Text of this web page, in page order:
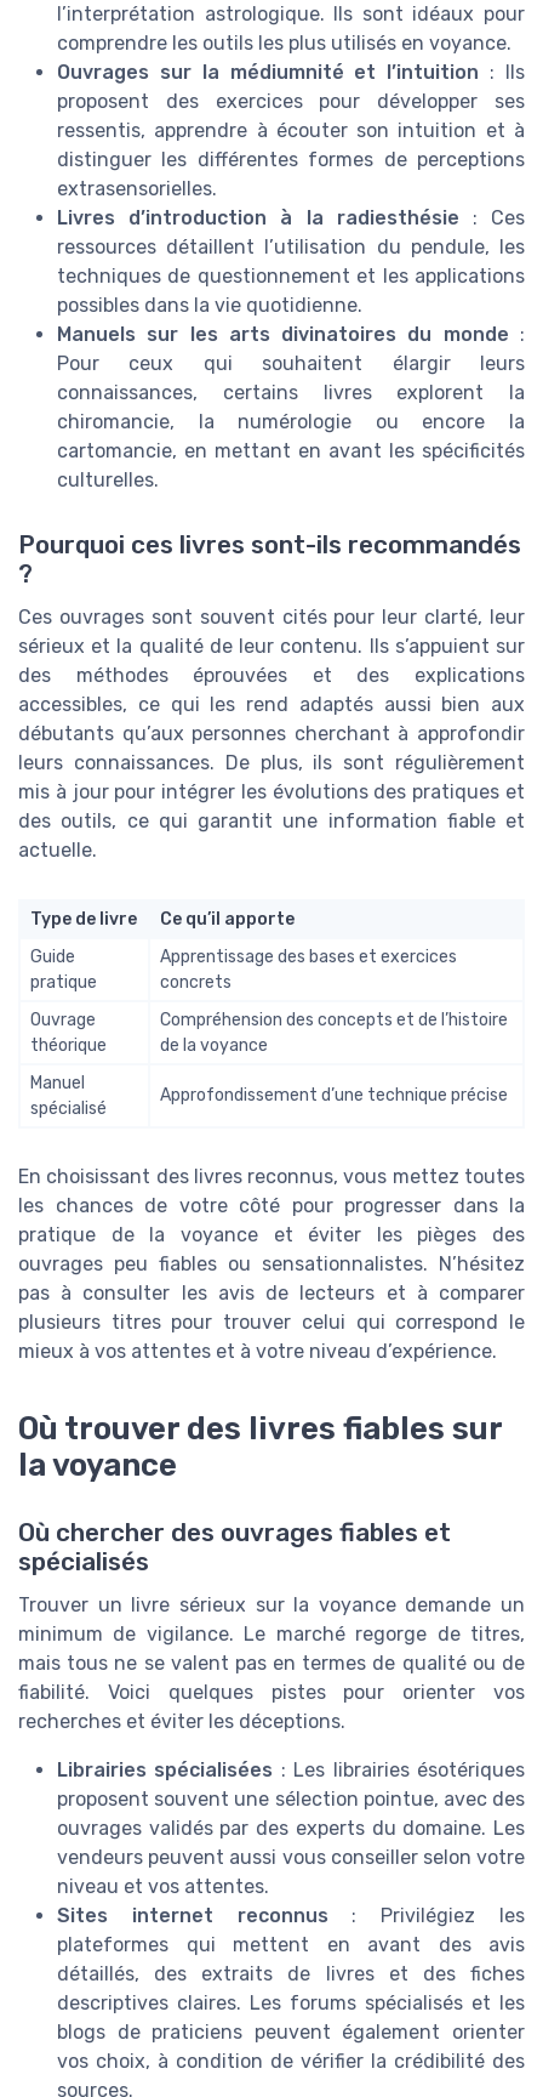
l’interprétation astrologique. Ils sont idéaux pour
comprendre les outils les plus utilisés en voyance.
Ouvrages sur la médiumnité et l’intuition : Ils
proposent des exercices pour développer ses
ressentis, apprendre à écouter son intuition et à
distinguer les différentes formes de perceptions
extrasensorielles.
Livres d’introduction à la radiesthésie : Ces
ressources détaillent l’utilisation du pendule, les
techniques de questionnement et les applications
possibles dans la vie quotidienne.
Manuels sur les arts divinatoires du monde :
Pour ceux qui souhaitent élargir leurs
connaissances, certains livres explorent la
chiromancie, la numérologie ou encore la
cartomancie, en mettant en avant les spécificités
culturelles.
Pourquoi ces livres sont-ils recommandés
?
Ces ouvrages sont souvent cités pour leur clarté, leur
sérieux et la qualité de leur contenu. Ils s’appuient sur
des méthodes éprouvées et des explications
accessibles, ce qui les rend adaptés aussi bien aux
débutants qu’aux personnes cherchant à approfondir
leurs connaissances. De plus, ils sont régulièrement
mis à jour pour intégrer les évolutions des pratiques et
des outils, ce qui garantit une information fiable et
actuelle.
Type de livre
Ce qu’il apporte
Guide
pratique
Apprentissage des bases et exercices
concrets
Ouvrage
théorique
Compréhension des concepts et de l’histoire
de la voyance
Manuel
spécialisé
Approfondissement d’une technique précise
En choisissant des livres reconnus, vous mettez toutes
les chances de votre côté pour progresser dans la
pratique de la voyance et éviter les pièges des
ouvrages peu fiables ou sensationnalistes. N’hésitez
pas à consulter les avis de lecteurs et à comparer
plusieurs titres pour trouver celui qui correspond le
mieux à vos attentes et à votre niveau d’expérience.
Où trouver des livres fiables sur
la voyance
Où chercher des ouvrages fiables et
spécialisés
Trouver un livre sérieux sur la voyance demande un
minimum de vigilance. Le marché regorge de titres,
mais tous ne se valent pas en termes de qualité ou de
fiabilité. Voici quelques pistes pour orienter vos
recherches et éviter les déceptions.
Librairies spécialisées : Les librairies ésotériques
proposent souvent une sélection pointue, avec des
ouvrages validés par des experts du domaine. Les
vendeurs peuvent aussi vous conseiller selon votre
niveau et vos attentes.
Sites internet reconnus : Privilégiez les
plateformes qui mettent en avant des avis
détaillés, des extraits de livres et des fiches
descriptives claires. Les forums spécialisés et les
blogs de praticiens peuvent également orienter
vos choix, à condition de vérifier la crédibilité des
sources.